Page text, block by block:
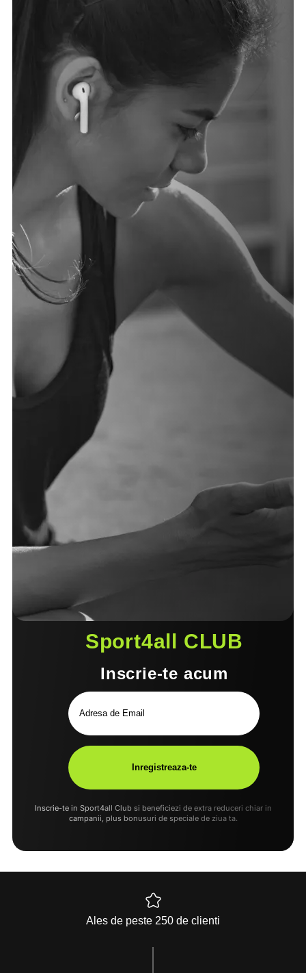
Sport4all CLUB
Inscrie-te acum
Inscrie-te in Sport4all Club si beneficiezi de extra reduceri chiar in
campanii, plus bonusuri de speciale de ziua ta.
Ales de peste 250 de clienti